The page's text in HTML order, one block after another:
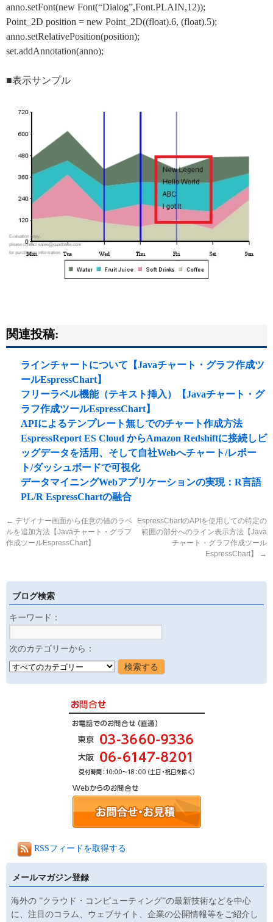
anno.setFont(new Font(“Dialog”,Font.PLAIN,12));
Point_2D position = new Point_2D((float).6, (float).5);
anno.setRelativePosition(position);
set.addAnnotation(anno);
■表示サンプル
関連投稿:
ラインチャートについて【Javaチャート・グラフ作成ツ
ールEspressChart】
フリーラベル機能（テキスト挿入）【Javaチャート・グ
ラフ作成ツールEspressChart】
APIによるテンプレート無しでのチャート作成方法
EspressReport ES Cloud からAmazon Redshiftに接続しビ
ッグデータを活用、そして自社Webへチャート/レポー
ト/ダッシュボードで可視化
データマイニングWebアプリケーションの実現：R言語
PL/R EspressChartの融合
← デザイナー画面から任意の値のラベ
ルを追加方法【Javaチャート・グラフ
作成ツールEspressChart】
EspressChartのAPIを使用しての特定の
範囲の部分へのライン表示方法【Java
チャート・グラフ作成ツール
EspressChart】
→
ブログ検索
キーワード：
次のカテゴリーから：
RSSフィードを取得する
メールマガジン登録
海外の ”クラウド・コンピューティング”の最新技術などを中心
に、注目のコラム、ウェブサイト、企業の公開情報等をご紹介し